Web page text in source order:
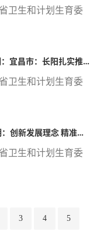
卫生和计划生育委
"两学一做"学习教育工作简报第97期：宜昌市：长阳扎实推进健康扶贫取得明显成效
卫生和计划生育委
"两学一做"学习教育工作简报第99期：创新发展理念 精准实施改革
卫生和计划生育委
3 4 5